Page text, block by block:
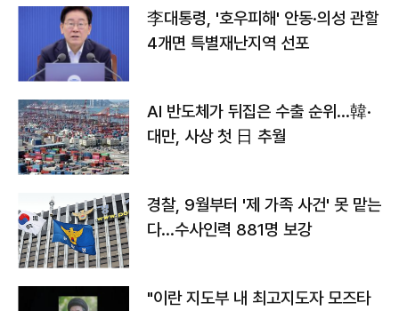
李대통령, '호우피해' 안동·의성 관할
4개면 특별재난지역 선포
AI 반도체가 뒤집은 수출 순위…韓·
대만, 사상 첫 日 추월
경찰, 9월부터 '제 가족 사건' 못 맡는
다…수사인력 881명 보강
"이란 지도부 내 최고지도자 모즈타